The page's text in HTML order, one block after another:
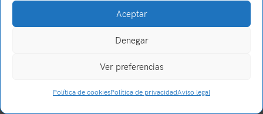
Aceptar
Denegar
Ver preferencias
Política de cookiesPolítica de privacidadAviso legal
0